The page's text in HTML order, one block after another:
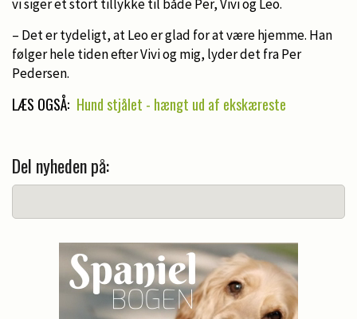
vi siger et stort tillykke til både Per, Vivi og Leo.
– Det er tydeligt, at Leo er glad for at være hjemme. Han
følger hele tiden efter Vivi og mig, lyder det fra Per
Pedersen.
LÆS OGSÅ: Hund stjålet - hængt ud af ekskæreste
Del nyheden på: